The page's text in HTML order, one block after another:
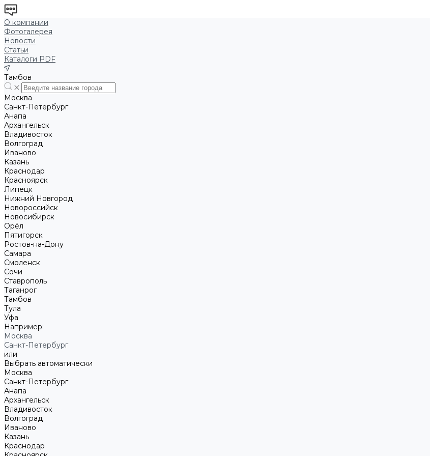
О компании
Фотогалерея
Новости
Статьи
Каталоги PDF
Тамбов
Москва
Санкт-Петербург
Анапа
Архангельск
Владивосток
Волгоград
Иваново
Казань
Краснодар
Красноярск
Липецк
Нижний Новгород
Новороссийск
Новосибирск
Орёл
Пятигорск
Ростов-на-Дону
Самара
Смоленск
Сочи
Ставрополь
Таганрог
Тамбов
Тула
Уфа
Например:
Москва
Санкт-Петербург
или
Выбрать автоматически
Москва
Санкт-Петербург
Анапа
Архангельск
Владивосток
Волгоград
Иваново
Казань
Краснодар